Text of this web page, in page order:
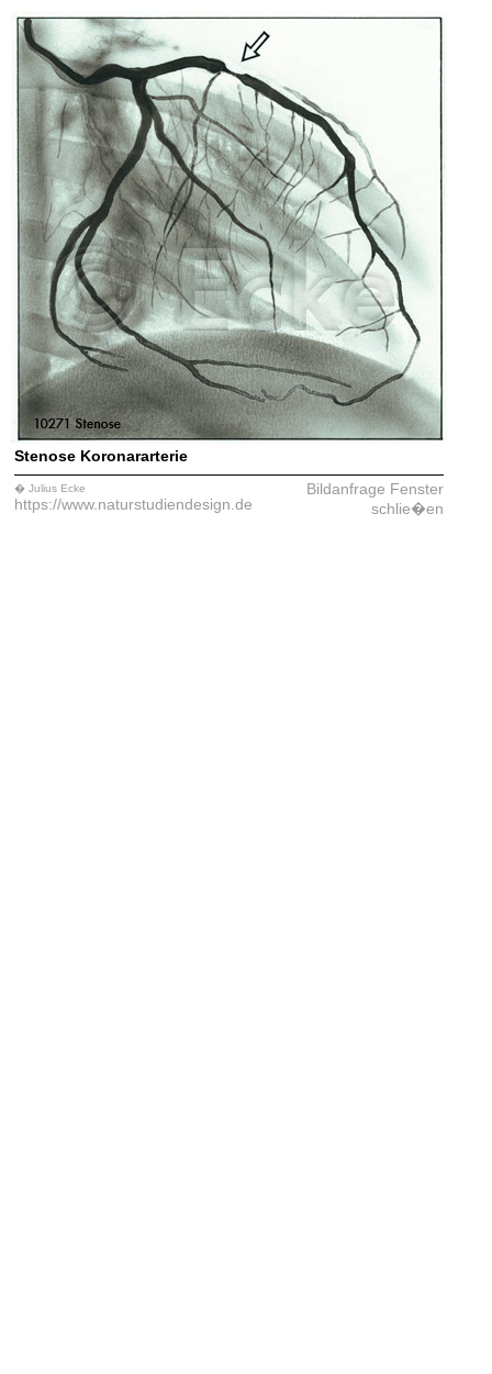
Stenose Koronararterie
� Julius Ecke
https://www.naturstudiendesign.de
Bildanfrage Fenster
schlie�en